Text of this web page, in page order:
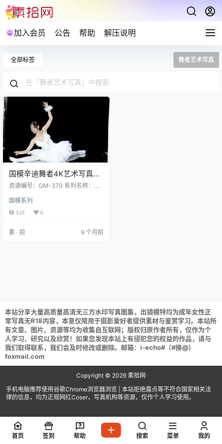
加入会员 公告 帮助 解压说明
全部标签 舞者艺术写真
国模辛迪舞者4K艺术写真
560P下载 3.5GB
资源编号：GM-370 系列名称：国
GB GM-370 国模 辛迪 舞者 私拍 [5
60P 3.47GB] 解压说明：下载完成,
资源请获取后不要在线解压,请保存
国模系列
345 0
素 · 拾 9 个月前
本站分享大量高质量高清无三方水印写真图集，出镜模特均为成年女性正
常写真无R18内容，本意仅限用于摄影爱好者提供素材与鉴赏学习。本站所
有文章、图片、资源等均为收集自互联网；版权归原作者所有，仅作为个
人学习、研究以及欣赏！如果您发现本站上有侵犯您的权益的作品，请与
我们取得联系，我们会及时修改或删除。邮箱：i-echo#（#换@）
foxmail.com
Copyright © 2026 素拾网
手机电脑推荐使用谷歌Chrome浏览器浏览 | 本站拒绝露点等不符合国家相关法
律的信息，均为正规网红Coser，写真机构等资源，仅作个人学习使用。
首页 签到 帮助 搜索 菜单 我的